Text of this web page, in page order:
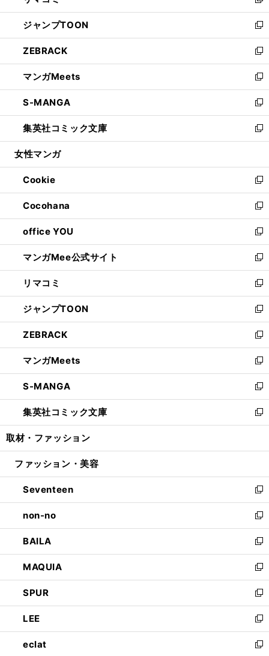
開
く
ウ
で
開
く
ン
ド
ウ
で
開
く
ウ
ィ
ン
ド
ウ
で
開
く
し
い
ウ
ィ
ン
ド
ウ
で
開
く
ジャンプTOON
新
し
い
ウ
ィ
ン
ド
ウ
で
開
ZEBRACK
新
し
い
ウ
ィ
ン
ド
ウ
開
く
マンガMeets
新
し
い
ウ
ィ
ン
ウ
で
開
く
S-MANGA
新
し
い
ウ
ン
ド
ウ
で
開
く
集英社コミック文庫
新
し
ウ
ィ
ン
ド
ウ
で
開
く
女性マンガ
Cookie
新
し
い
ウ
ィ
ン
ド
ウ
で
開
く
Cocohana
新
し
い
ウ
ィ
ン
ド
ウ
で
開
く
office YOU
新
し
い
ウ
ィ
ン
ド
ウ
で
開
く
マンガMee公式サイト
新
し
い
ウ
ィ
ン
ド
ウ
で
開
く
リマコミ
新
し
い
ウ
ィ
ン
ド
ウ
で
開
く
ジャンプTOON
新
し
い
ウ
ィ
ン
ド
ウ
で
開
ZEBRACK
新
し
い
ウ
ィ
ン
ド
ウ
開
マンガMeets
新
し
い
ウ
ィ
ン
ウ
開
く
S-MANGA
新
し
い
ウ
ン
ウ
で
開
く
集英社コミック文庫
新
し
ウ
ン
ド
ウ
で
開
く
取材・ファッション
ファッション・美容
Seventeen
新
し
い
ウ
ィ
ン
ド
ウ
で
開
く
non-no
新
し
い
ウ
ィ
ン
ド
ウ
で
開
く
BAILA
新
し
い
ウ
ィ
ン
ド
ウ
で
MAQUIA
新
し
い
ウ
ィ
ン
ド
SPUR
新
し
い
ウ
ィ
LEE
新
し
い
eclat
新